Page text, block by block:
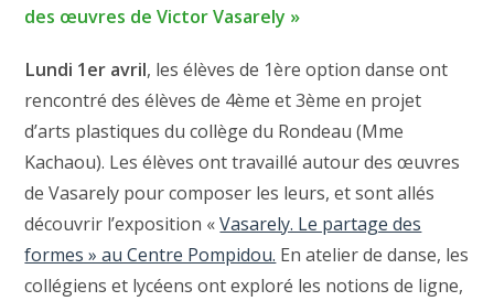
des œuvres de Victor Vasarely »
Lundi 1er avril, les élèves de 1ère option danse ont
rencontré des élèves de 4ème et 3ème en projet
d’arts plastiques du collège du Rondeau (Mme
Kachaou). Les élèves ont travaillé autour des œuvres
de Vasarely pour composer les leurs, et sont allés
découvrir l’exposition «Vasarely. Le partage des
formes » au Centre Pompidou. En atelier de danse, les
collégiens et lycéens ont exploré les notions de ligne,